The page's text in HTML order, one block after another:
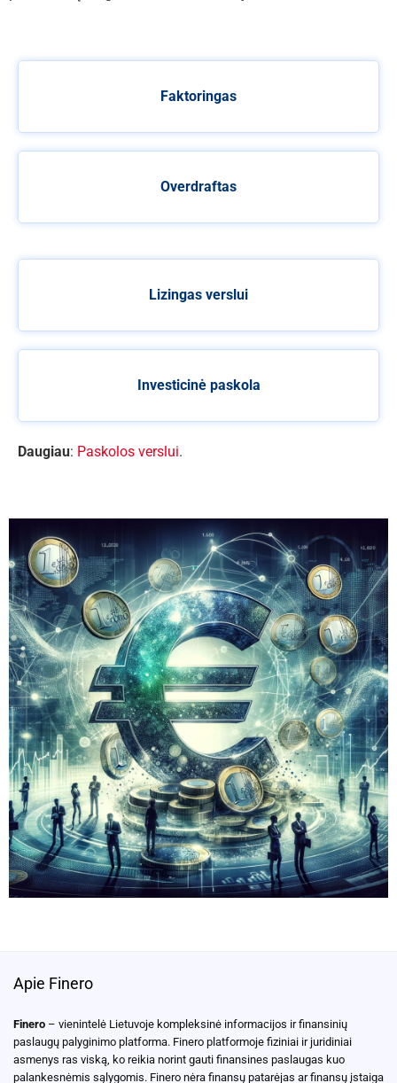
Faktoringas
Overdraftas
Lizingas verslui
Investicinė paskola
Daugiau: Paskolos verslui.
Apie Finero
Finero – vienintelė Lietuvoje kompleksinė informacijos ir finansinių
paslaugų palyginimo platforma. Finero platformoje fiziniai ir juridiniai
asmenys ras viską, ko reikia norint gauti finansines paslaugas kuo
palankesnėmis sąlygomis. Finero nėra finansų patarėjas ar finansų įstaiga